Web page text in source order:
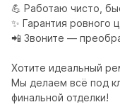
💪 Работаю чисто,
✨ Гарантия ровного
📲 Звоните —
Хотите идеальный
Мы делаем всё под
финальной отделки!